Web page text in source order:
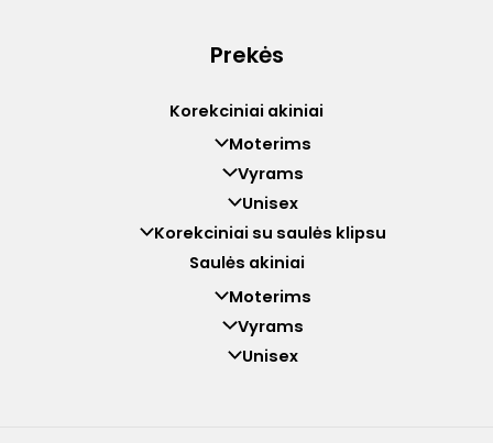
Prekės
Korekciniai akiniai
Moterims
Vyrams
Unisex
Korekciniai su saulės klipsu
Saulės akiniai
Moterims
Vyrams
Unisex